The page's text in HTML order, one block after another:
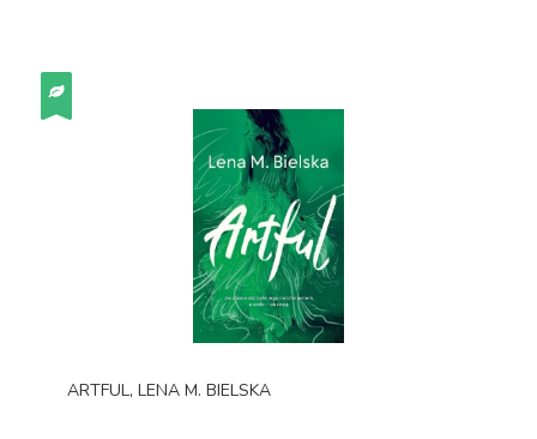
ARTFUL, LENA M. BIELSKA